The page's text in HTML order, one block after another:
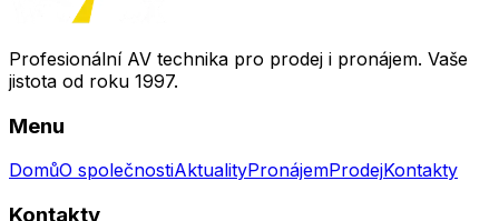
Profesionální AV technika pro prodej i pronájem. Vaše
jistota od roku 1997.
Menu
DomůO společnostiAktualityPronájemProdejKontakty
Kontakty